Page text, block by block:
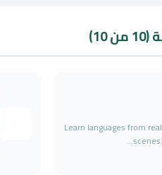
Learn languages from